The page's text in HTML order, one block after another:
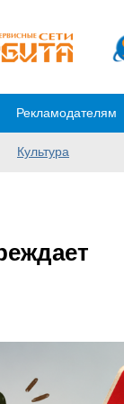
Культура
Рекламодателям